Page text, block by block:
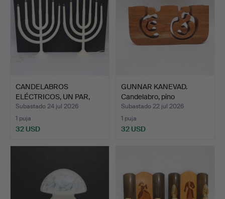
CANDELABROS
ELÉCTRICOS, UN PAR,
"Titus" Bo…
Subastado 24 jul 2026
1 puja
32 USD
GUNNAR KANEVAD.
Candelabro, pino
esculpido…
Subastado 22 jul 2026
1 puja
32 USD